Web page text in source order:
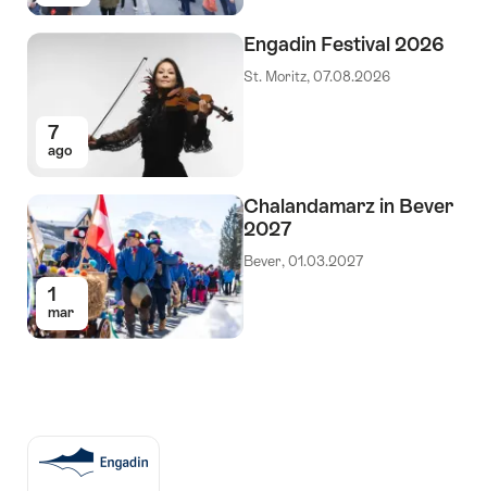
7
ago
Engadin Festival 2026
St. Moritz, 07.08.2026
1
mar
Chalandamarz in Bever
2027
Bever, 01.03.2027
Auszeichnungen